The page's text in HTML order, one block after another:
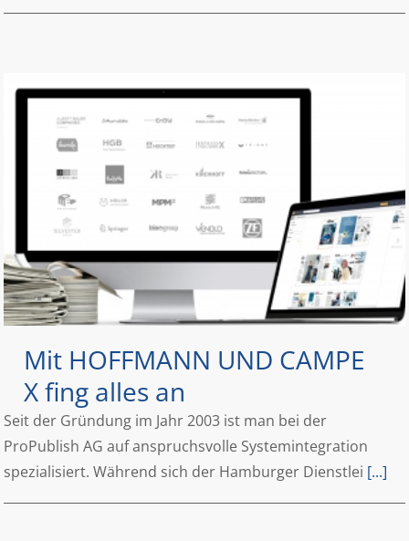
Mit HOFFMANN UND CAMPE
X fing alles an
Seit der Gründung im Jahr 2003 ist man bei der
ProPublish AG auf anspruchsvolle Systemintegration
spezialisiert. Während sich der Hamburger Dienstlei [...]